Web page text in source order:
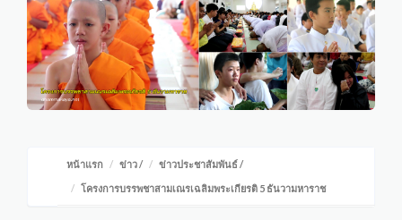
หน้าแรก ข่าว/ ข่าวประชาสัมพันธ์/
โครงการบรรพชาสามเณรเฉลิมพระเกียรติ 5 ธันวามหาราช